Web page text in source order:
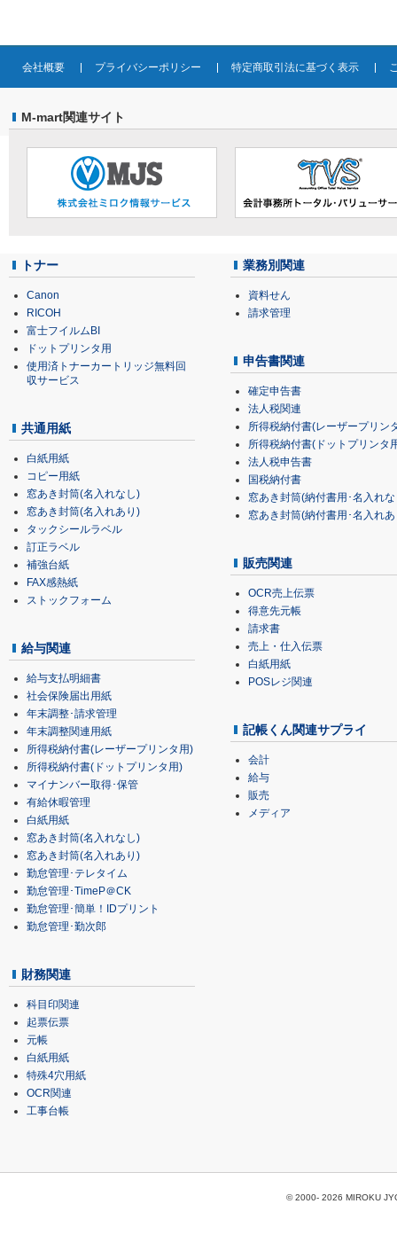
会社概要 プライバシーポリシー 特定商取引法に基づく表示
M-mart関連サイト
トナー
Canon
RICOH
富士フイルムBI
ドットプリンタ用
使用済トナーカートリッジ無料回
収サービス
共通用紙
白紙用紙
コピー用紙
窓あき封筒(名入れなし)
窓あき封筒(名入れあり)
タックシールラベル
訂正ラベル
補強台紙
FAX感熱紙
ストックフォーム
給与関連
給与支払明細書
社会保険届出用紙
年末調整･請求管理
年末調整関連用紙
所得税納付書(レーザープリンタ用)
所得税納付書(ドットプリンタ用)
マイナンバー取得･保管
有給休暇管理
白紙用紙
窓あき封筒(名入れなし)
窓あき封筒(名入れあり)
勤怠管理･テレタイム
勤怠管理･TimeP＠CK
勤怠管理･簡単！IDプリント
勤怠管理･勤次郎
財務関連
科目印関連
起票伝票
元帳
白紙用紙
特殊4穴用紙
OCR関連
工事台帳
業務別関連
資料せん
請求管理
申告書関連
確定申告書
法人税関連
所得税納付書(レーザープリン
所得税納付書(ドットプリンタ
法人税申告書
国税納付書
窓あき封筒(納付書用･名入れ
窓あき封筒(納付書用･名入れ
販売関連
OCR売上伝票
得意先元帳
請求書
売上・仕入伝票
白紙用紙
POSレジ関連
記帳くん関連サプライ
会計
給与
販売
メディア
© 2000- 2026 MIROKU